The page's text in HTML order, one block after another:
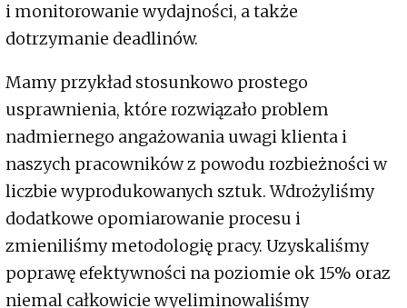
i monitorowanie wydajności, a także
dotrzymanie deadlinów.
Mamy przykład stosunkowo prostego
usprawnienia, które rozwiązało problem
nadmiernego angażowania uwagi klienta i
naszych pracowników z powodu rozbieżności w
liczbie wyprodukowanych sztuk. Wdrożyliśmy
dodatkowe opomiarowanie procesu i
zmieniliśmy metodologię pracy. Uzyskaliśmy
poprawę efektywności na poziomie ok 15% oraz
niemal całkowicie wyeliminowaliśmy